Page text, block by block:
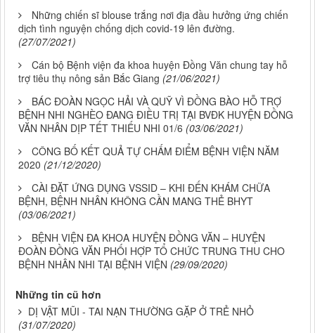
Những chiến sĩ blouse trắng nơi địa đầu hưởng ứng chiến
dịch tình nguyện chống dịch covid-19 lên đường.
(27/07/2021)
Cán bộ Bệnh viện đa khoa huyện Đồng Văn chung tay hỗ
trợ tiêu thụ nông sản Bắc Giang (21/06/2021)
BÁC ĐOÀN NGỌC HẢI VÀ QUỸ VÌ ĐỒNG BÀO HỖ TRỢ
BỆNH NHI NGHÈO ĐANG ĐIỀU TRỊ TẠI BVĐK HUYỆN ĐỒNG
VĂN NHÂN DỊP TẾT THIẾU NHI 01/6 (03/06/2021)
CÔNG BỐ KẾT QUẢ TỰ CHẤM ĐIỂM BỆNH VIỆN NĂM
2020 (21/12/2020)
CÀI ĐẶT ỨNG DỤNG VSSID – KHI ĐẾN KHÁM CHỮA
BỆNH, BỆNH NHÂN KHÔNG CẦN MANG THẺ BHYT
(03/06/2021)
BỆNH VIỆN ĐA KHOA HUYỆN ĐỒNG VĂN – HUYỆN
ĐOÀN ĐỒNG VĂN PHỐI HỢP TỔ CHỨC TRUNG THU CHO
BỆNH NHÂN NHI TẠI BỆNH VIỆN (29/09/2020)
Những tin cũ hơn
DỊ VẬT MŨI - TAI NẠN THƯỜNG GẶP Ở TRẺ NHỎ
(31/07/2020)